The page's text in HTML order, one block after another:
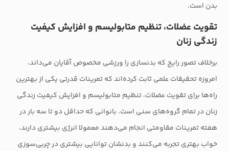
بدن است.
تقویت عضلات، تنظیم متابولیسم و افزایش کیفیت
زندگی زنان
برخلاف تصور رایج که بدنسازی را ورزشی مخصوص آقایان می‌داند،
امروزه تحقیقات علمی ثابت کرده‌اند که تمرینات قدرتی یکی از بهترین
راه‌ها برای تقویت عضلات، تنظیم متابولیسم و افزایش کیفیت زندگی
زنان در تمام گروه‌های سنی است. بانوانی که حداقل دو تا سه بار در
هفته تمرینات مقاومتی انجام می‌دهند معمولا انرژی بیشتری دارند،
خواب بهتری تجربه می‌کنند و بدنشان توانایی بیشتری در چربی‌سوزی